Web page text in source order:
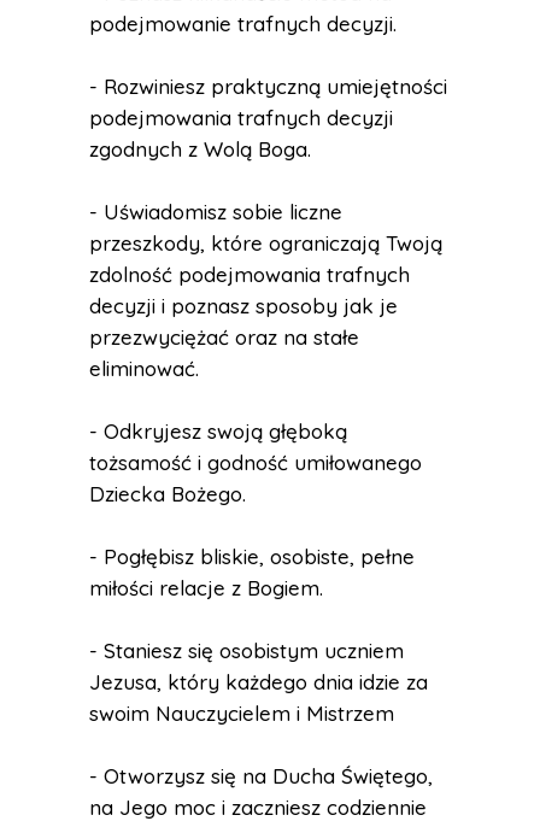
podejmowanie trafnych decyzji.
- Rozwiniesz praktyczną umiejętności
podejmowania trafnych decyzji
zgodnych z Wolą Boga.
- Uświadomisz sobie liczne
przeszkody, które ograniczają Twoją
zdolność podejmowania trafnych
decyzji i poznasz sposoby jak je
przezwyciężać oraz na stałe
eliminować.
- Odkryjesz swoją głęboką
tożsamość i godność umiłowanego
Dziecka Bożego.
- Pogłębisz bliskie, osobiste, pełne
miłości relacje z Bogiem.
- Staniesz się osobistym uczniem
Jezusa, który każdego dnia idzie za
swoim Nauczycielem i Mistrzem
- Otworzysz się na Ducha Świętego,
na Jego moc i zaczniesz codziennie